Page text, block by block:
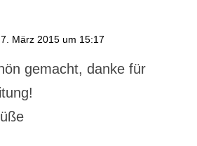
März 2015 um 15:17
gemacht, danke für